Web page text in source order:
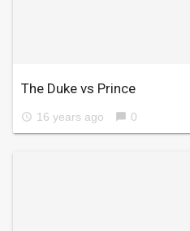
The Duke vs Prince
access_time 16 years ago chat_bubble 0